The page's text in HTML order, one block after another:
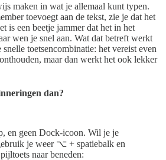
maken in wat je allemaal kunt typen.
toevoegt aan de tekst, zie je dat het
is een beetje jammer dat het in het
wen je snel aan. Wat dat betreft werkt
toetsencombinatie: het vereist even
maar dan werkt het ook lekker
dan?
en geen Dock-icoon. Wil je je
je weer ⌥ + spatiebalk en
naar beneden: